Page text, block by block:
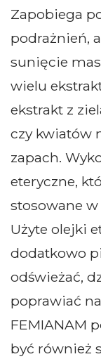
Zapobiega
podrażnień,
sunięcie
wielu
ekstrakt z
czy kwiatów
zapach.
eteryczne,
stosowane
Użyte olejki
dodatkowo
odświeżać,
poprawiać
FEMIANAM
być również